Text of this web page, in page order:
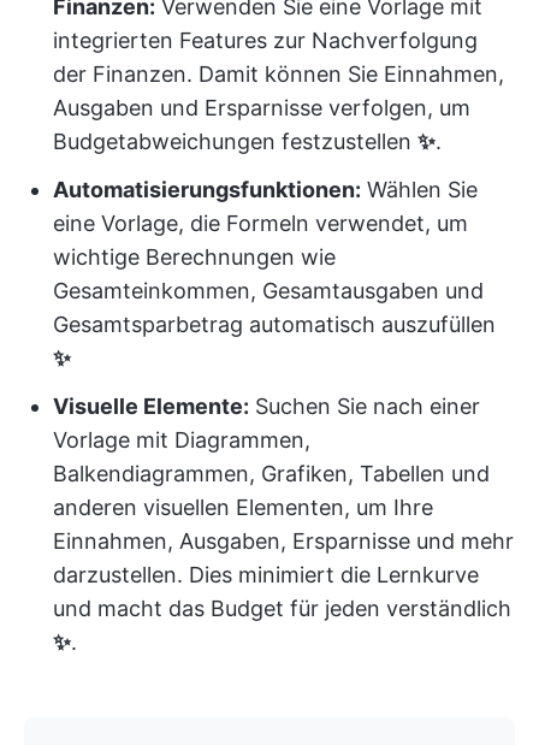
Finanzen: Verwenden Sie eine Vorlage mit
integrierten Features zur Nachverfolgung
der Finanzen. Damit können Sie Einnahmen,
Ausgaben und Ersparnisse verfolgen, um
Budgetabweichungen festzustellen ✨.
Automatisierungsfunktionen: Wählen Sie
eine Vorlage, die Formeln verwendet, um
wichtige Berechnungen wie
Gesamteinkommen, Gesamtausgaben und
Gesamtsparbetrag automatisch auszufüllen
✨
Visuelle Elemente: Suchen Sie nach einer
Vorlage mit Diagrammen,
Balkendiagrammen, Grafiken, Tabellen und
anderen visuellen Elementen, um Ihre
Einnahmen, Ausgaben, Ersparnisse und mehr
darzustellen. Dies minimiert die Lernkurve
und macht das Budget für jeden verständlich
✨.